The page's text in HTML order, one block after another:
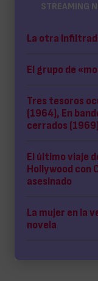
STREAMING
La otra
El grupo de
Tres tesoros
(1964), En
cerrados (1969)
El último viaje
Hollywood con
asesinado
La mujer en la
novela